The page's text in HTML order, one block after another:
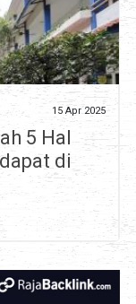
15 Apr 2025
5 Hal
di